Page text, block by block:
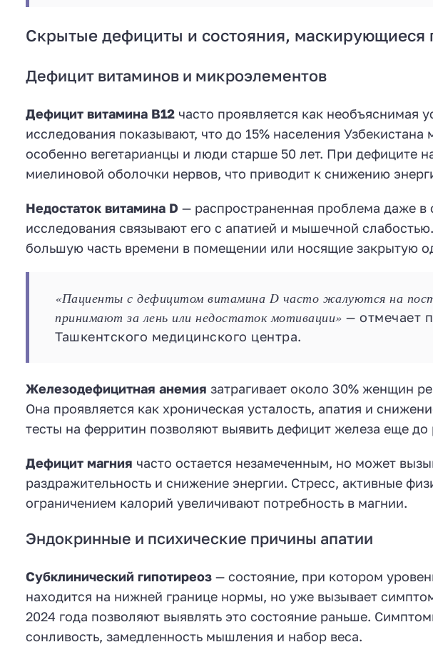
Скрытые дефициты и состояния, маскирующиеся
Дефицит витаминов и микроэлементов
Дефицит витамина B12 часто проявляется как необъяснимая
исследования показывают, что до 15% населения Узбекистана
особенно вегетарианцы и люди старше 50 лет. При дефиците
миелиновой оболочки нервов, что приводит к снижению
Недостаток витамина D — распространенная проблема даже
исследования связывают его с апатией и мышечной
большую часть времени в помещении или носящие закрытую
«Пациенты с дефицитом витамина D часто жалуются на
принимают за лень или недостаток мотивации» — отмечает
Ташкентского медицинского центра.
Железодефицитная анемия затрагивает около 30% женщин
Она проявляется как хроническая усталость, апатия и
тесты на ферритин позволяют выявить дефицит железа еще до
Дефицит магния часто остается незамеченным, но может
раздражительность и снижение энергии. Стресс, активные
ограничением калорий увеличивают потребность в магнии.
Эндокринные и психические причины апатии
Субклинический гипотиреоз — состояние, при котором
находится на нижней границе нормы, но уже вызывает
2024 года позволяют выявлять это состояние раньше.
сонливость, замедленность мышления и набор веса.